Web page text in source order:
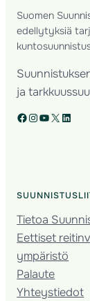
Suomen
edellytyksiä
ja
Facebook Instagram YouTube X LinkedIn
Tietoa
Eettiset
ympäristö
Palaute
Yhteystiedot